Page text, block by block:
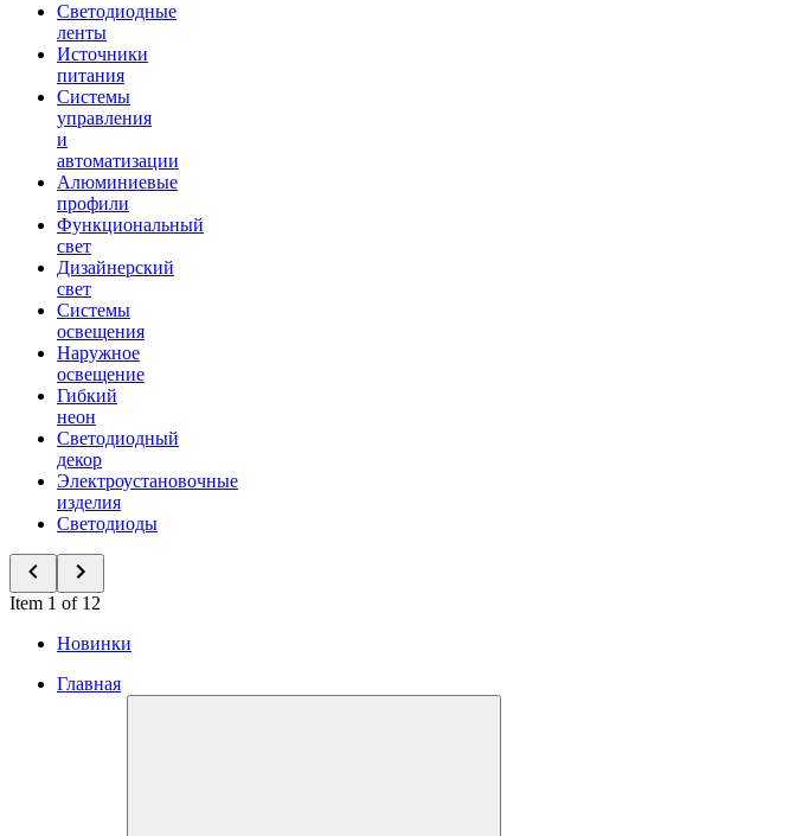
Светодиодные
ленты
Источники
питания
Системы
управления
и
автоматизации
Алюминиевые
профили
Функциональный
свет
Дизайнерский
свет
Системы
освещения
Наружное
освещение
Гибкий
неон
Светодиодный
декор
Электроустановочные
изделия
Светодиоды
Item 1 of 12
Новинки
Главная